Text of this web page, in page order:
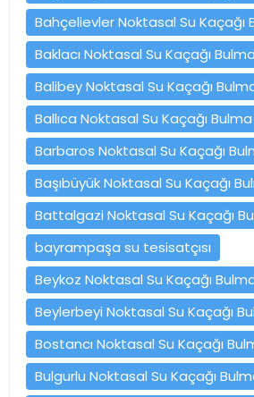
Bahçelievler Noktasal Su Kaçağı
Baklacı Noktasal Su Kaçağı Bulma
Balibey Noktasal Su Kaçağı
Ballıca Noktasal Su Kaçağı Bulma
Barbaros Noktasal Su Kaçağı
Başıbüyük Noktasal Su Kaçağı
Battalgazi Noktasal Su Kaçağı
bayrampaşa su tesisatçısı
Beykoz Noktasal Su Kaçağı
Beylerbeyi Noktasal Su Kaçağı
Bostancı Noktasal Su Kaçağı
Bulgurlu Noktasal Su Kaçağı